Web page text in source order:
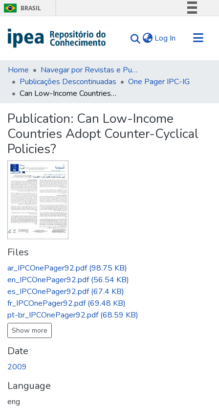
BRASIL
Comunica BR
Acesso à informação
Legislação
Log In (current)
Communities & Collections
Search for
Statistics
Tips
About Us
Home
Navegar por Revistas e Publicações Seriadas
Publicações Descontinuadas
One Pager IPC-IG
Can Low-Income Countries Adopt Counter-Cyclical Policies?
Publication: Can Low-Income
Countries Adopt Counter-Cyclical
Policies?
Files
ar_IPCOnePager92.pdf(98.75 KB)
en_IPCOnePager92.pdf(56.54 KB)
es_IPCOnePager92.pdf(67.4 KB)
fr_IPCOnePager92.pdf(69.48 KB)
pt-br_IPCOnePager92.pdf(68.59 KB)
Show more
Date
2009
Language
eng